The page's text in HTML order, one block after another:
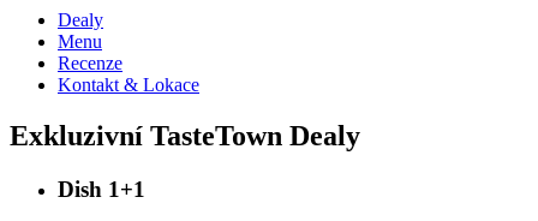
Dealy
Menu
Recenze
Kontakt & Lokace
Exkluzivní TasteTown Dealy
Dish 1+1